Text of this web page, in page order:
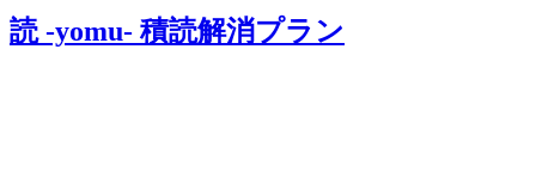
読 -yomu- 積読解消プラン